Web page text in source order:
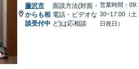
藤沢市
からも相
談受付中
面談方法(対面・
電話・ビデオな
ど)は応相談
営業時間：09:
30~17:00（土
日祝日）